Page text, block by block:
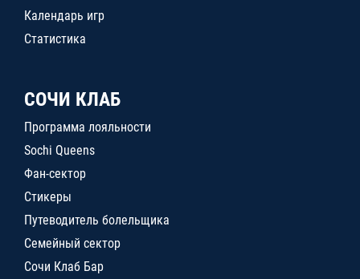
Календарь игр
Статистика
СОЧИ КЛАБ
Программа лояльности
Sochi Queens
Фан-сектор
Стикеры
Путеводитель болельщика
Семейный сектор
Сочи Клаб Бар